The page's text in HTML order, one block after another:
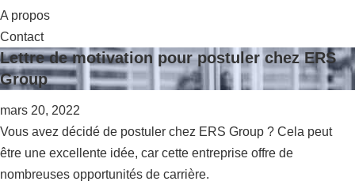
A propos
Contact
Lettre de motivation pour postuler chez ERS
Group
mars 20, 2022
Vous avez décidé de postuler chez ERS Group ? Cela peut
être une excellente idée, car cette entreprise offre de
nombreuses opportunités de carrière.